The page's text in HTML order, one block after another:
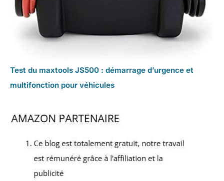
Test du maxtools JS500 : démarrage d’urgence et
multifonction pour véhicules